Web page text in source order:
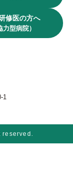
修医の方へ
力型病院）
1
reserved.